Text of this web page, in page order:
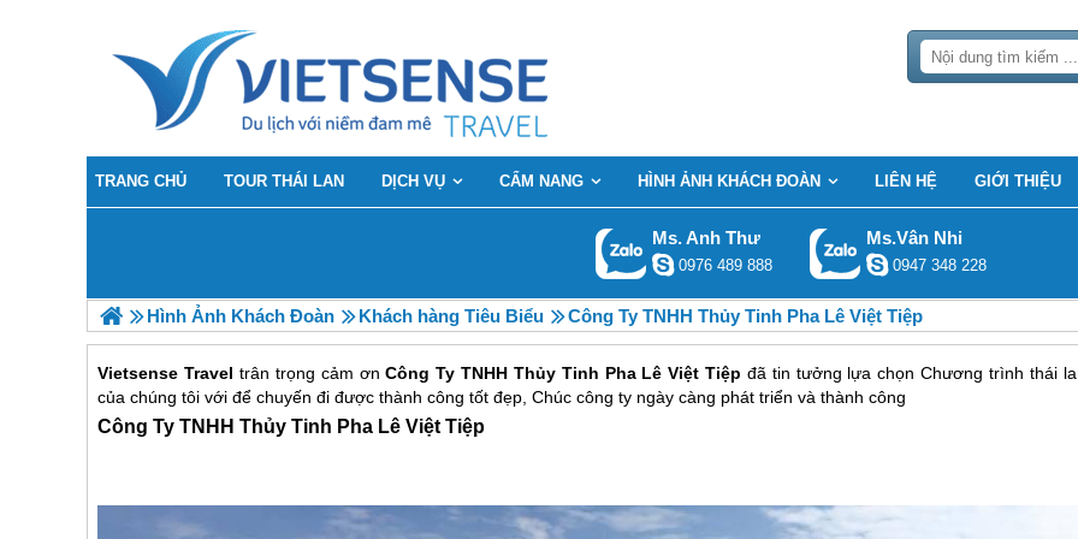
TRANG CHỦ TOUR THÁI LAN DỊCH VỤ CẨM NANG HÌNH ẢNH KHÁCH ĐOÀN LIÊN HỆ GIỚI THIỆU
Ms. Anh Thư
0976 489 888
Ms.Vân Nhi
0947 348 228
Hình Ảnh Khách Đoàn Khách hàng Tiêu Biểu Công Ty TNHH Thủy Tinh Pha Lê Việt Tiệp
Vietsense Traveltrân trọng cảm ơnCông Ty TNHH Thủy Tinh Pha Lê Việt Tiệp đã tin tưởng lựa chọn Chương trình thái
của chúng tôi với để chuyến đi được thành công tốt đẹp, Chúc công ty ngày càng phát triển và thành công
Công Ty TNHH Thủy Tinh Pha Lê Việt Tiệp